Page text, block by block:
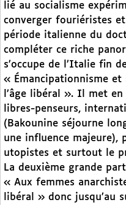
lié au socialisme
converger fouriéristes
période italienne du
compléter ce riche
s’occupe de l’Italie fin
« Émancipationnisme et
l’âge libéral ». Il met
libres-penseurs,
(Bakounine séjourne
une influence majeure),
utopistes et surtout le
La deuxième grande
« Aux femmes
libéral » donc jusqu’au